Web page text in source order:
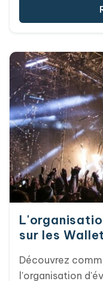
dynamiques via
permettent aux
sans que ceux-
application
nous allons
mises à jour des
elles diffèrent
traditionnelles,
la gestion et
des cartes, que
utilisateur
API.
sur les
Découvrez
l'organisation